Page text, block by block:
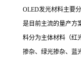
OLED发光材料主要
是目前主流的量产方
料分为主体材料（红
掺杂、绿光掺杂、蓝